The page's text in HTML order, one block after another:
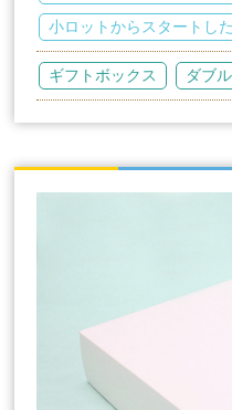
小ロットからスタートし
ギフトボックス ダブ